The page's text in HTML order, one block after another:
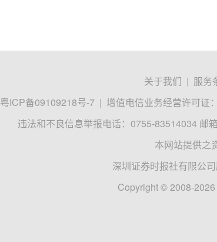
关于我们 | 服务
粤ICP备09109218号-7 | 增值电信业务经营许可证
违法和不良信息举报电话：0755-83514034 邮箱
本网站提供之
深圳证券时报社有限公
Copyright © 2008-